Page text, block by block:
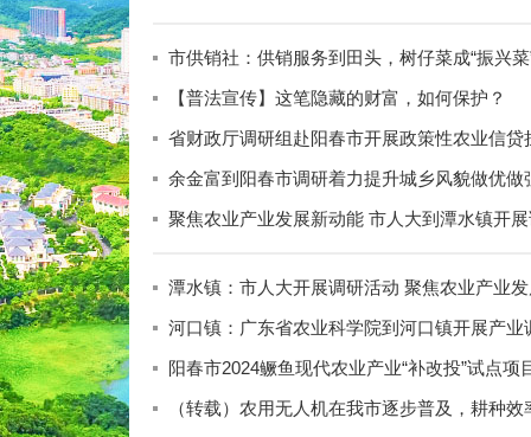
市供销社：供销服务到田头，树仔菜成“振兴菜
【普法宣传】这笔隐藏的财富，如何保护？
省财政厅调研组赴阳春市开展政策性农业信贷
余金富到阳春市调研着力提升城乡风貌做优做
聚焦农业产业发展新动能 市人大到潭水镇开
潭水镇：市人大开展调研活动 聚焦农业产业
河口镇：广东省农业科学院到河口镇开展产业
阳春市2024鳜鱼现代农业产业“补改投”试点
（转载）农用无人机在我市逐步普及，耕种